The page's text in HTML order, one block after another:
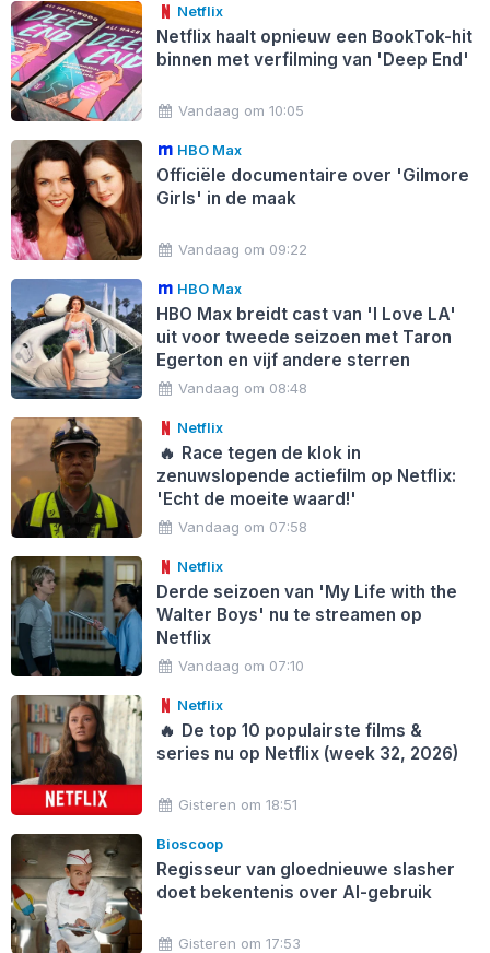
Netflix
Netflix haalt opnieuw een BookTok-hit
binnen met verfilming van 'Deep End'
Vandaag om 10:05
HBO Max
Officiële documentaire over 'Gilmore
Girls' in de maak
Vandaag om 09:22
HBO Max
HBO Max breidt cast van 'I Love LA'
uit voor tweede seizoen met Taron
Egerton en vijf andere sterren
Vandaag om 08:48
Netflix
🔥 Race tegen de klok in
zenuwslopende actiefilm op Netflix:
'Echt de moeite waard!'
Vandaag om 07:58
Netflix
Derde seizoen van 'My Life with the
Walter Boys' nu te streamen op
Netflix
Vandaag om 07:10
Netflix
🔥 De top 10 populairste films &
series nu op Netflix (week 32, 2026)
Gisteren om 18:51
Bioscoop
Regisseur van gloednieuwe slasher
doet bekentenis over AI-gebruik
Gisteren om 17:53